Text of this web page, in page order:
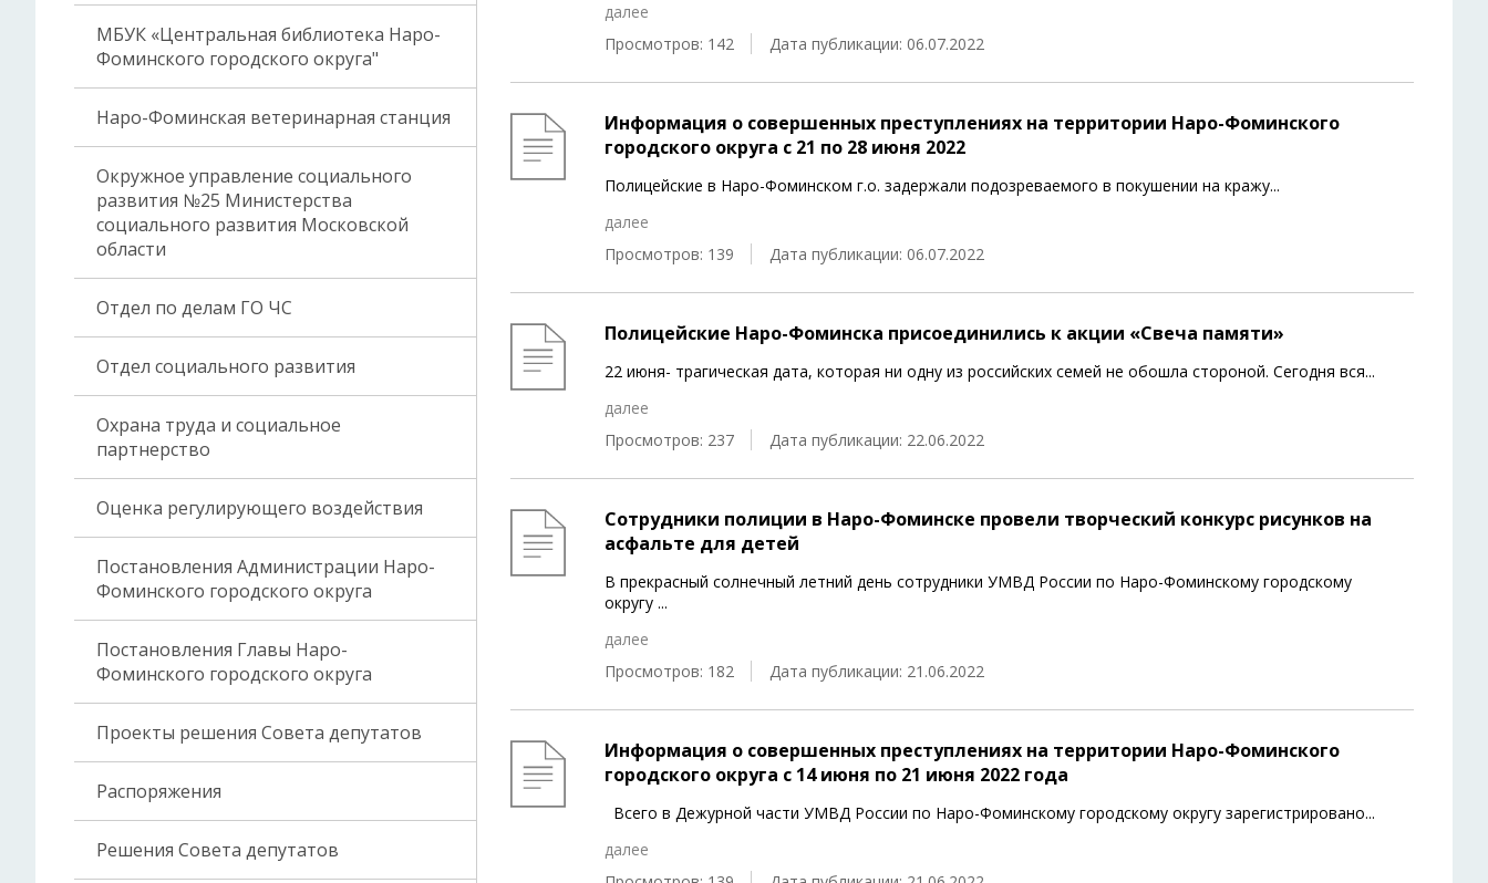
МБУК «Центральная библиотека Наро-
Фоминского городского округа"
Наро-Фоминская ветеринарная станция
Окружное управление социального
развития №25 Министерства
социального развития Московской
области
Отдел по делам ГО ЧС
Отдел социального развития
Охрана труда и социальное
партнерство
Оценка регулирующего воздействия
Постановления Администрации Наро-
Фоминского городского округа
Постановления Главы Наро-
Фоминского городского округа
Проекты решения Совета депутатов
Распоряжения
Решения Совета депутатов
далее
Просмотров: 142
Дата публикации: 06.07.2022
Информация о совершенных преступлениях на территории Наро-Фоминского
городского округа с 21 по 28 июня 2022
Полицейские в Наро-Фоминском г.о. задержали подозреваемого в покушении на кражу...
далее
Просмотров: 139
Дата публикации: 06.07.2022
Полицейские Наро-Фоминска присоединились к акции «Свеча памяти»
22 июня- трагическая дата, которая ни одну из российских семей не обошла стороной. Сегодня вся...
далее
Просмотров: 237
Дата публикации: 22.06.2022
Сотрудники полиции в Наро-Фоминске провели творческий конкурс рисунков на
асфальте для детей
В прекрасный солнечный летний день сотрудники УМВД России по Наро-Фоминскому городскому
округу ...
далее
Просмотров: 182
Дата публикации: 21.06.2022
Информация о совершенных преступлениях на территории Наро-Фоминского
городского округа c 14 июня по 21 июня 2022 года
Всего в Дежурной части УМВД России по Наро-Фоминскому городскому округу зарегистрировано...
далее